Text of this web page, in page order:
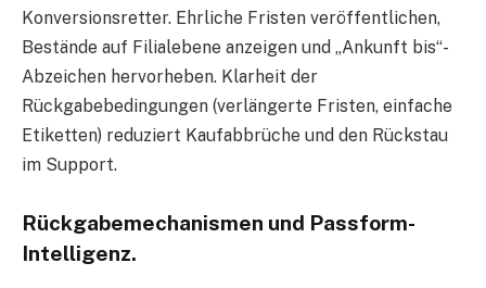
Konversionsretter. Ehrliche Fristen veröffentlichen,
Bestände auf Filialebene anzeigen und „Ankunft bis“-
Abzeichen hervorheben. Klarheit der
Rückgabebedingungen (verlängerte Fristen, einfache
Etiketten) reduziert Kaufabbrüche und den Rückstau
im Support.
Rückgabemechanismen und Passform-
Intelligenz.